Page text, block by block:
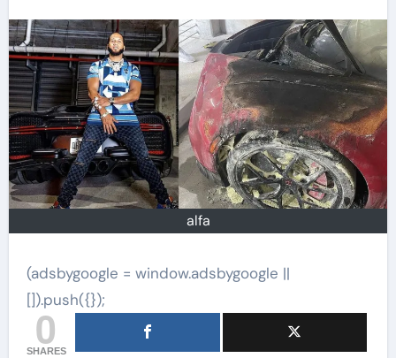
alfa
(adsbygoogle = window.adsbygoogle ||
[]).push({});
0
SHARES